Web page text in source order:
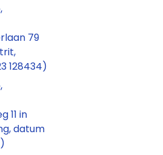
79
128434)
11 in
datum